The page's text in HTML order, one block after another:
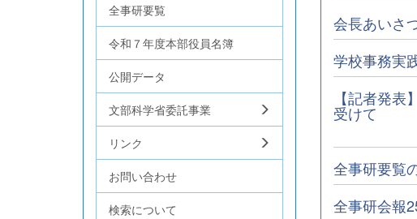
会長あいさ
学校事務実
【記者発
受けて
全事研要覧
全事研会報
全事研要覧
令和７年度本部役員名簿
公開データ
文部科学省委託事業
リンク
お問い合わせ
検索について